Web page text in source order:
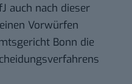
auch nach dieser
Vorwürfen
Bonn die